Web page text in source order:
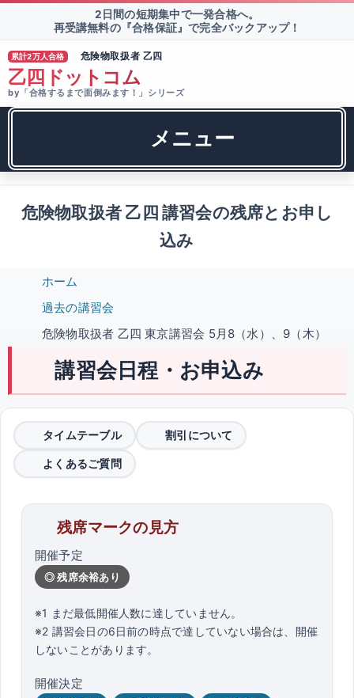
2日間の短期集中で一発合格へ。
再受講無料の『合格保証』で完全バックアップ！
累計2万人合格 危険物取扱者 乙四
乙四ドットコム
by「合格するまで面倒みます！」シリーズ
メニュー
危険物取扱者 乙四 講習会の残席とお申し
込み
ホーム
過去の講習会
危険物取扱者 乙四 東京講習会 5月8（水）、9（木）
講習会日程・お申込み
タイムテーブル 割引について
よくあるご質問
残席マークの見方
開催予定
◎ 残席余裕あり
※1 まだ最低開催人数に達していません。
※2 講習会日の6日前の時点で達していない場合は、開催
しないことがあります。
開催決定